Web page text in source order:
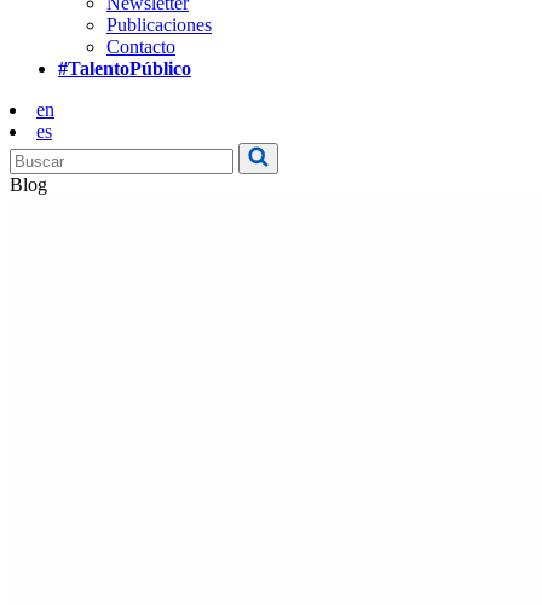
Publicaciones
Contacto
#TalentoPúblico
en
es
Blog